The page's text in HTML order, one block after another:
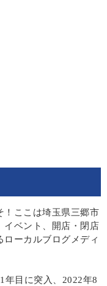
！ここは埼玉県三郷市
イベント、開店・閉店
ーカルブログメディ
年目に突入、2022年8